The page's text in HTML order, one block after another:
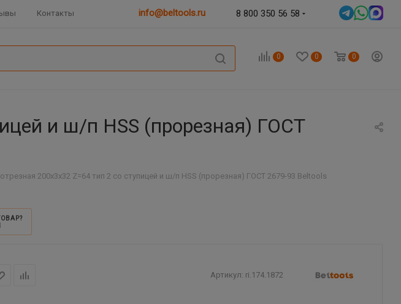
Контакты info@beltools.ru 8 800 350 56 58
0 0 0
и ш/п HSS (прорезная) ГОСТ
200х3х32 Z=64 тип 2 со ступицей и ш/п HSS (прорезная) ГОСТ 2679-93 Beltools
Артикул: ri.174.1872